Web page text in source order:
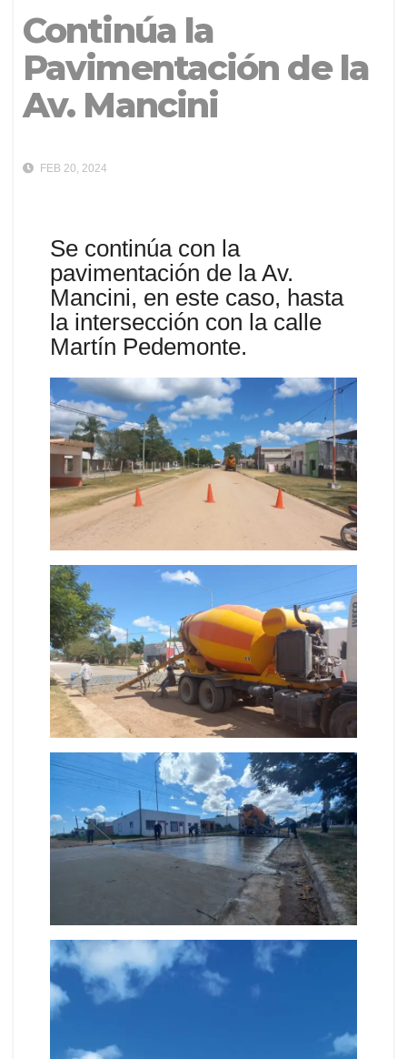
Continúa la
Pavimentación de la
Av. Mancini
FEB 20, 2024
Se continúa con la
pavimentación de la Av.
Mancini, en este caso, hasta
la intersección con la calle
Martín Pedemonte.